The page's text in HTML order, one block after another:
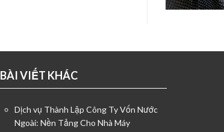
BÀI VIẾT KHÁC
Dịch vụ Thành Lập Công Ty Vốn Nước
Ngoài: Nền Tảng Cho Nhà Máy